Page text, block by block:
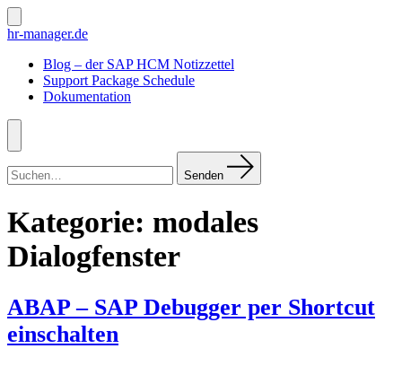
Zum
Inhalt
Suche
ein-/ausblenden
hr-manager.de
Blog – der SAP HCM Notizzettel
Support Package Schedule
Dokumentation
Menü
nach:
Senden
Kategorie: modales
Dialogfenster
ABAP – SAP Debugger per Shortcut
einschalten